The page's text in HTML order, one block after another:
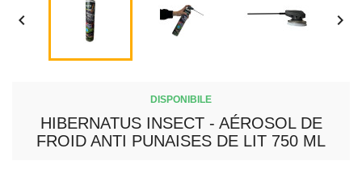
 
DISPONIBILE
HIBERNATUS INSECT - AÉROSOL DE
FROID ANTI PUNAISES DE LIT 750 ML